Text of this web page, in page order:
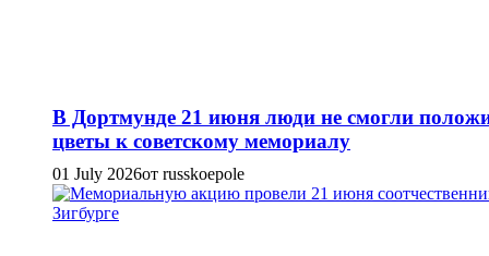
В Дортмунде 21 июня люди не смогли
цветы к советскому мемориалу
01 July 2026от russkoepole